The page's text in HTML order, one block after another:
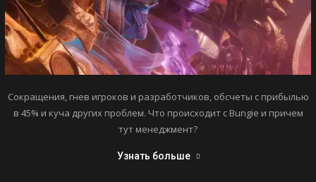
Сокращения, гнев игроков и разработчиков, обсчеты с прибылью
в 45% и куча других проблем. Что происходит с Bungie и причем
тут менеджмент?
Узнать больше